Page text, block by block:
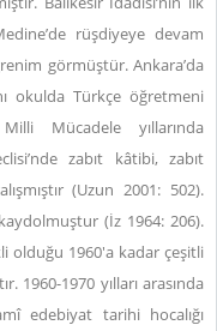
rüşdiyeye devam
görmüştür. Ankara’da
okulda Türkçe öğretmeni
Mücadele yıllarında
zabıt kâtibi, zabıt
(Uzun 2001: 502).
(İz 1964: 206).
olduğu 1960'a kadar çeşitli
1960-1970 yılları arasında
edebiyat tarihi hocalığı